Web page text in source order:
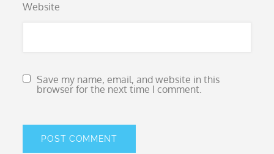
Website
Save my name, email, and website in this
browser for the next time I comment.